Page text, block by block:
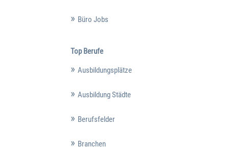
Büro Jobs
Top Berufe
Ausbildungsplätze
Ausbildung Städte
Berufsfelder
Branchen